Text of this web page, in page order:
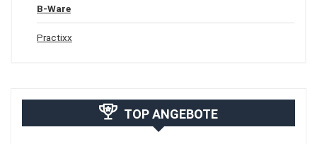
B-Ware
Practixx
TOP ANGEBOTE